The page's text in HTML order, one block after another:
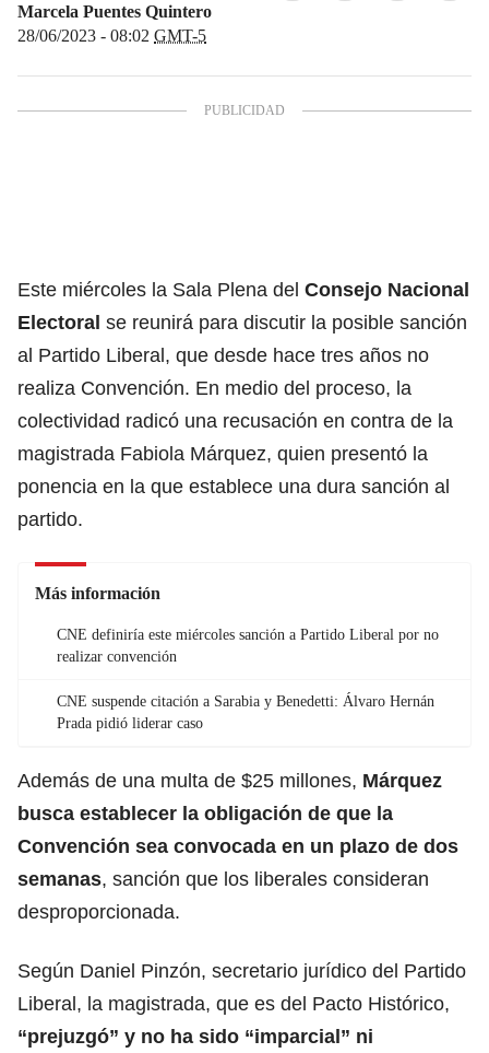
Marcela Puentes Quintero
28/06/2023 - 08:02 GMT-5
Este miércoles la Sala Plena del Consejo Nacional
Electoral se reunirá para discutir la posible sanción
al Partido Liberal, que desde hace tres años no
realiza Convención. En medio del proceso, la
colectividad radicó una recusación en contra de la
magistrada Fabiola Márquez, quien presentó la
ponencia en la que establece una dura sanción al
partido.
Más información
CNE definiría este miércoles sanción a Partido Liberal por no
realizar convención
CNE suspende citación a Sarabia y Benedetti: Álvaro Hernán
Prada pidió liderar caso
Además de una multa de $25 millones, Márquez
busca establecer la obligación de que la
Convención sea convocada en un plazo de dos
semanas, sanción que los liberales consideran
desproporcionada.
Según Daniel Pinzón, secretario jurídico del Partido
Liberal, la magistrada, que es del Pacto Histórico,
“prejuzgó” y no ha sido “imparcial” ni